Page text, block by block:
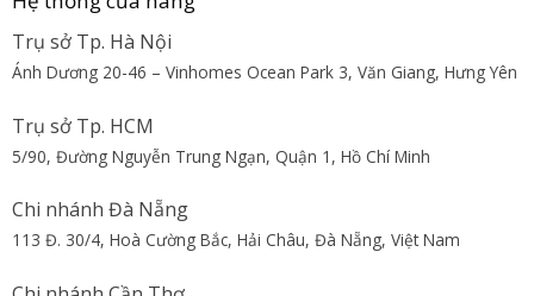
Trụ sở Tp. Hà Nội
Ánh Dương 20-46 – Vinhomes Ocean Park 3, Văn Giang, Hưng Yên
Trụ sở Tp. HCM
5/90, Đường Nguyễn Trung Ngạn, Quận 1, Hồ Chí Minh
Chi nhánh Đà Nẵng
113 Đ. 30/4, Hoà Cường Bắc, Hải Châu, Đà Nẵng, Việt Nam